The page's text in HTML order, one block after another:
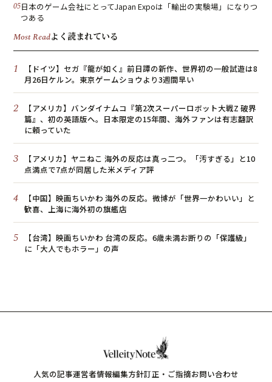
日本のゲーム会社にとってJapan Expoは「輸出の実験場」になりつ
つある
Most Readよく読まれている
1
【ドイツ】セガ『龍が如く』前日譚の新作、世界初の一般試遊は8
月26日ケルン。東京ゲームショウより3週間早い
2
【アメリカ】バンダイナムコ『第2次スーパーロボット大戦Z 破界
篇』、初の英語版へ。日本限定の15年間、海外ファンは有志翻訳
に頼っていた
3
【アメリカ】ヤニねこ 海外の反応は真っ二つ。「汚すぎる」と10
点満点で7点が同居した米メディア評
4
【中国】映画ちいかわ 海外の反応。微博が「世界一かわいい」と
歓喜、上海に海外初の旗艦店
5
【台湾】映画ちいかわ 台湾の反応。6歳未満お断りの「保護級」
に「大人でもホラー」の声
人気の記事運営者情報編集方針訂正・ご指摘お問い合わせ